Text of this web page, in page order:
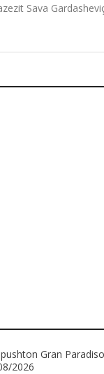
Sava
pushton Gran
2026